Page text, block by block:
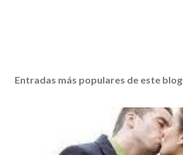
Entradas más populares de este blog